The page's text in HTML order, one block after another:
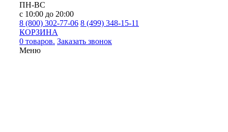
ПН-ВС
с 10:00 до 20:00
8 (800) 302-77-06 8 (499) 348-15-11
КОРЗИНА
0 товаров. Заказать звонок
Меню